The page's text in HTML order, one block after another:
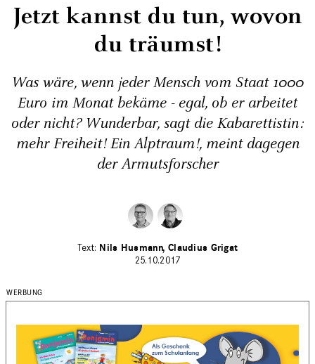
Jetzt kannst du tun, wovon
du träumst!
Was wäre, wenn jeder Mensch vom Staat 1000
Euro im Monat bekäme - egal, ob er arbeitet
oder nicht? Wunderbar, sagt die Kabarettistin:
mehr Freiheit! Ein Alptraum!, meint dagegen
der Armutsforscher
Nils Husmann Claudius Grigat
25.10.2017